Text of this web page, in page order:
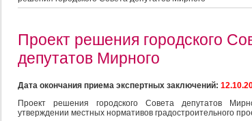
Проект решения городского
депутатов Мирного
Дата окончания приема экспертных заключений:
Проект решения городского Совета депутатов
утверждении местных нормативов градостроительного